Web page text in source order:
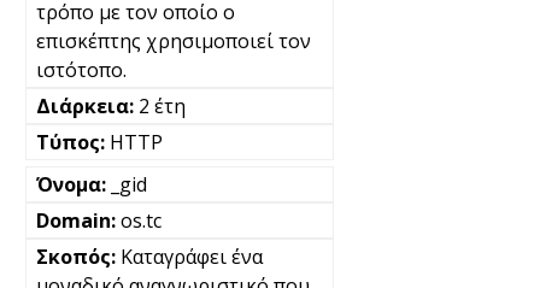
τρόπο με τον οποίο ο
επισκέπτης χρησιμοποιεί τον
ιστότοπο.
2 έτη
HTTP
_gid
os.tc
Καταγράφει ένα